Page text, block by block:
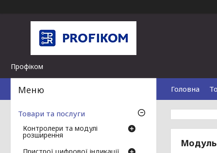
Профіком
Головна
Модуль
Товари та послуги
Контролери та модулі
розширення